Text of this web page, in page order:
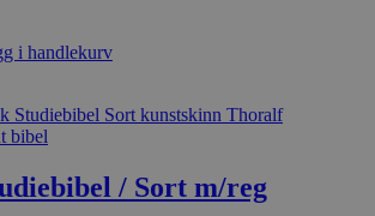
i handlekurv
/ Sort m/reg